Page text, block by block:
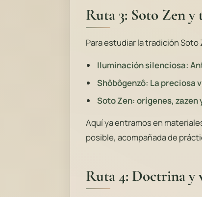
Ruta 3: Soto Zen
Para estudiar la tradición
Iluminación silenciosa:
Shôbôgenzô: La preciosa
Soto Zen: orígenes, zazen
Aquí ya entramos en
posible, acompañada de
Ruta 4: Doctrina y